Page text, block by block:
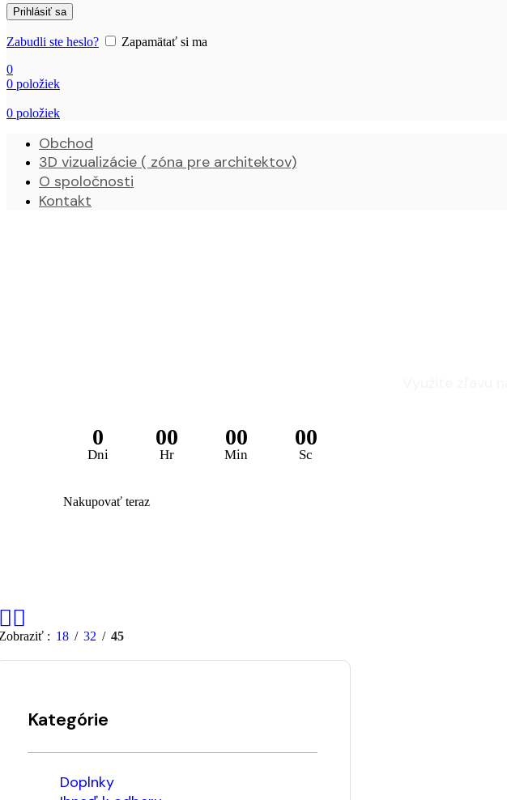
Prihlásiť sa
Zabudli ste heslo?
Zapamätať si ma
0
0 položiek
0 položiek
Obchod
3D vizualizácie ( zóna pre architektov)
O spoločnosti
Kontakt
0
Dni
00
Hr
00
Min
00
Sc
Nakupovať teraz
18 32 45
Kategórie
Doplnky